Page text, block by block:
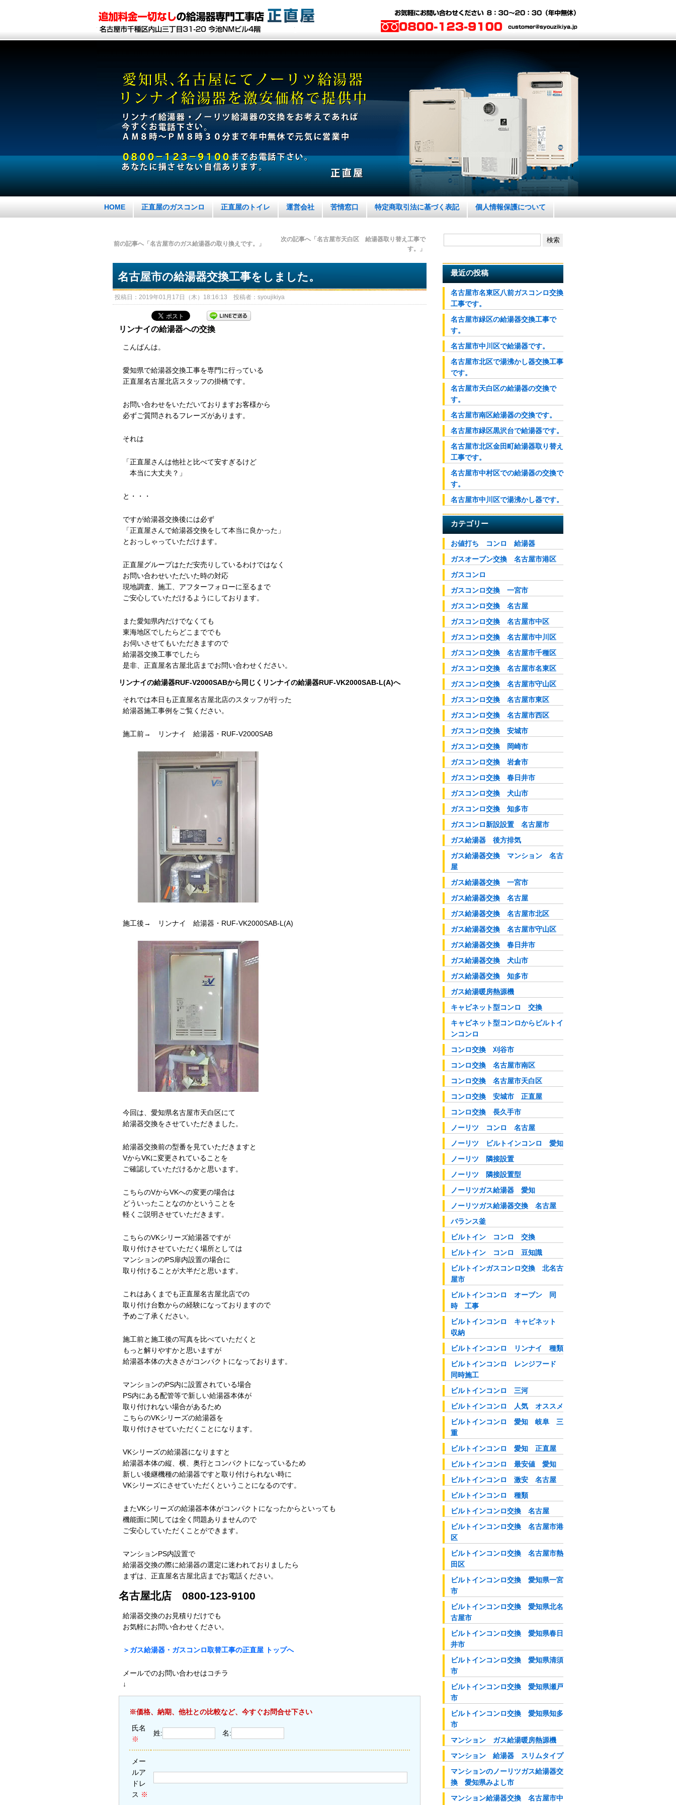
HOME 正直屋のガスコンロ 正直屋のトイレ 運営会社 苦情窓口 特定商取引法に基づく表記 個人情報保護について
前の記事へ「名古屋市のガス給湯器の取り換えです。」
次の記事へ「名古屋市天白区 給湯器取り替え工事で
す。」
名古屋市の給湯器交換工事をしました。
投稿日：2019年01月17日（木）18:16:13 投稿者：syoujikiya
リンナイの給湯器への交換
こんばんは。
愛知県で給湯器交換工事を専門に行っている
正直屋名古屋北店スタッフの掛橋です。
お問い合わせをいただいておりますお客様から
必ずご質問されるフレーズがあります。
それは
「正直屋さんは他社と比べて安すぎるけど
本当に大丈夫？」
と・・・
ですが給湯器交換後には必ず
「正直屋さんで給湯器交換をして本当に良かった」
とおっしゃっていただけます。
正直屋グループはただ安売りしているわけではなく
お問い合わせいただいた時の対応
現地調査、施工、アフターフォローに至るまで
ご安心していただけるようにしております。
また愛知県内だけでなくても
東海地区でしたらどこまででも
お伺いさせてもいただきますので
給湯器交換工事でしたら
是非、正直屋名古屋北店までお問い合わせください。
リンナイの給湯器RUF-V2000SABから同じくリンナイの給湯器RUF-VK2000SAB-L(A)へ
それでは本日も正直屋名古屋北店のスタッフが行った
給湯器施工事例をご覧ください。
施工前→ リンナイ 給湯器・RUF-V2000SAB
施工後→ リンナイ 給湯器・RUF-VK2000SAB-L(A)
今回は、愛知県名古屋市天白区にて
給湯器交換をさせていただきました。
給湯器交換前の型番を見ていただきますと
VからVKに変更されていることを
ご確認していただけるかと思います。
こちらのVからVKへの変更の場合は
どういったことなのかということを
軽くご説明させていただきます。
こちらのVKシリーズ給湯器ですが
取り付けさせていただく場所としては
マンションのPS扉内設置の場合に
取り付けることが大半だと思います。
これはあくまでも正直屋名古屋北店での
取り付け台数からの経験になっておりますので
予めご了承ください。
施工前と施工後の写真を比べていただくと
もっと解りやすかと思いますが
給湯器本体の大きさがコンパクトになっております。
マンションのPS内に設置されている場合
PS内にある配管等で新しい給湯器本体が
取り付けれない場合があるため
こちらのVKシリーズの給湯器を
取り付けさせていただくことになります。
VKシリーズの給湯器になりますと
給湯器本体の縦、横、奥行とコンパクトになっているため
新しい後継機種の給湯器ですと取り付けられない時に
VKシリーズにさせていただくということになるのです。
またVKシリーズの給湯器本体がコンパクトになったからといっても
機能面に関しては全く問題ありませんので
ご安心していただくことができます。
マンションPS内設置で
給湯器交換の際に給湯器の選定に迷われておりましたら
まずは、正直屋名古屋北店までお電話ください。
名古屋北店 0800-123-9100
給湯器交換のお見積りだけでも
お気軽にお問い合わせください。
＞ガス給湯器・ガスコンロ取替工事の正直屋 トップへ
メールでのお問い合わせはコチラ
↓
※価格、納期、他社との比較など、今すぐお問合せ下さい
氏名
※
姓: 名:
メー
ルア
ドレ
ス ※
最近の投稿
名古屋市名東区八前ガスコンロ交換
工事です。
名古屋市緑区の給湯器交換工事で
す。
名古屋市中川区で給湯器です。
名古屋市北区で湯沸かし器交換工事
です。
名古屋市天白区の給湯器の交換で
す。
名古屋市南区給湯器の交換です。
名古屋市緑区黒沢台で給湯器です。
名古屋市北区金田町給湯器取り替え
工事です。
名古屋市中村区での給湯器の交換で
す。
名古屋市中川区で湯沸かし器です。
カテゴリー
お値打ち コンロ 給湯器
ガスオーブン交換 名古屋市港区
ガスコンロ
ガスコンロ交換 一宮市
ガスコンロ交換 名古屋
ガスコンロ交換 名古屋市中区
ガスコンロ交換 名古屋市中川区
ガスコンロ交換 名古屋市千種区
ガスコンロ交換 名古屋市名東区
ガスコンロ交換 名古屋市守山区
ガスコンロ交換 名古屋市東区
ガスコンロ交換 名古屋市西区
ガスコンロ交換 安城市
ガスコンロ交換 岡崎市
ガスコンロ交換 岩倉市
ガスコンロ交換 春日井市
ガスコンロ交換 犬山市
ガスコンロ交換 知多市
ガスコンロ新設設置 名古屋市
ガス給湯器 後方排気
ガス給湯器交換 マンション 名古
屋
ガス給湯器交換 一宮市
ガス給湯器交換 名古屋
ガス給湯器交換 名古屋市北区
ガス給湯器交換 名古屋市守山区
ガス給湯器交換 春日井市
ガス給湯器交換 犬山市
ガス給湯器交換 知多市
ガス給湯暖房熱源機
キャビネット型コンロ 交換
キャビネット型コンロからビルトイ
ンコンロ
コンロ交換 刈谷市
コンロ交換 名古屋市南区
コンロ交換 名古屋市天白区
コンロ交換 安城市 正直屋
コンロ交換 長久手市
ノーリツ コンロ 名古屋
ノーリツ ビルトインコンロ 愛知
ノーリツ 隣接設置
ノーリツ 隣接設置型
ノーリツガス給湯器 愛知
ノーリツガス給湯器交換 名古屋
バランス釜
ビルトイン コンロ 交換
ビルトイン コンロ 豆知識
ビルトインガスコンロ交換 北名古
屋市
ビルトインコンロ オーブン 同
時 工事
ビルトインコンロ キャビネット
収納
ビルトインコンロ リンナイ 種類
ビルトインコンロ レンジフード
同時施工
ビルトインコンロ 三河
ビルトインコンロ 人気 オススメ
ビルトインコンロ 愛知 岐阜 三
重
ビルトインコンロ 愛知 正直屋
ビルトインコンロ 最安値 愛知
ビルトインコンロ 激安 名古屋
ビルトインコンロ 種類
ビルトインコンロ交換 名古屋
ビルトインコンロ交換 名古屋市港
区
ビルトインコンロ交換 名古屋市熱
田区
ビルトインコンロ交換 愛知県一宮
市
ビルトインコンロ交換 愛知県北名
古屋市
ビルトインコンロ交換 愛知県春日
井市
ビルトインコンロ交換 愛知県清須
市
ビルトインコンロ交換 愛知県瀬戸
市
ビルトインコンロ交換 愛知県知多
市
マンション ガス給湯暖房熱源機
マンション 給湯器 スリムタイプ
マンションのノーリツガス給湯器交
換 愛知県みよし市
マンション給湯器交換 名古屋市中